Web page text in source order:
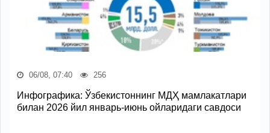
06/08, 07:40 256
Инфографика: Ўзбекистоннинг МДҲ мамлакатлари
билан 2026 йил январь-июнь ойларидаги савдоси